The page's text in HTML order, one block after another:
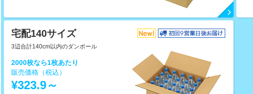
宅配140サイズ
3辺合計140cm以内のダンボール
2000枚なら1枚あたり
販売価格（税込）
¥323.9～